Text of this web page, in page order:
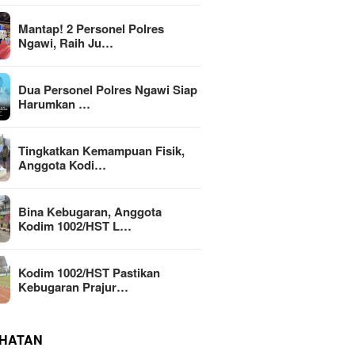
Mantap! 2 Personel Polres
Ngawi, Raih Ju…
Dua Personel Polres Ngawi Siap
Harumkan …
Tingkatkan Kemampuan Fisik,
Anggota Kodi…
Bina Kebugaran, Anggota
Kodim 1002/HST L…
Kodim 1002/HST Pastikan
Kebugaran Prajur…